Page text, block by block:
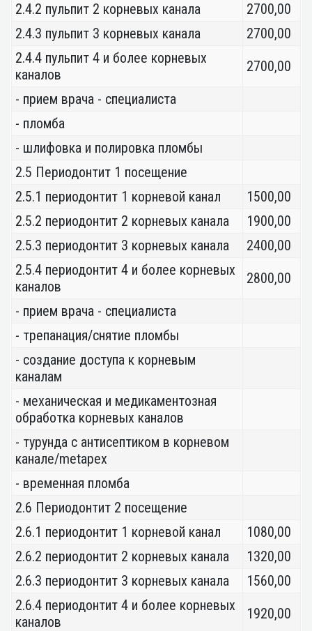
2.4.2 пульпит 2 корневых канала
2700,00
2.4.3 пульпит 3 корневых канала
2700,00
2.4.4 пульпит 4 и более корневых
каналов
2700,00
- прием врача - специалиста
- пломба
- шлифовка и полировка пломбы
2.5 Периодонтит 1 посещение
2.5.1 периодонтит 1 корневой канал
1500,00
2.5.2 периодонтит 2 корневых канала
1900,00
2.5.3 периодонтит 3 корневых канала
2400,00
2.5.4 периодонтит 4 и более корневых
каналов
2800,00
- прием врача - специалиста
- трепанация/снятие пломбы
- создание доступа к корневым
каналам
- механическая и медикаментозная
обработка корневых каналов
- турунда с антисептиком в корневом
канале/metapex
- временная пломба
2.6 Периодонтит 2 посещение
2.6.1 периодонтит 1 корневой канал
1080,00
2.6.2 периодонтит 2 корневых канала
1320,00
2.6.3 периодонтит 3 корневых канала
1560,00
2.6.4 периодонтит 4 и более корневых
каналов
1920,00